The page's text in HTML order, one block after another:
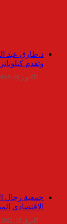
د.طارق عبد
وتقدم
أكتوبر 20, 2025
جمعية رجال
الاقتصادي
أبريل 12, 2022